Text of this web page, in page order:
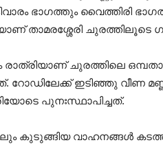
ഭാഗത്തും വൈത്തിരി
താമരശ്ശേരി ചുരത്തിലൂടെ
രാത്രിയാണ് ചുരത്തിലെ
റോഡിലേക്ക് ഇടിഞ്ഞു വീണ
പുനഃസ്ഥാപിച്ചത്.
കുടുങ്ങിയ വാഹനങ്ങൾ